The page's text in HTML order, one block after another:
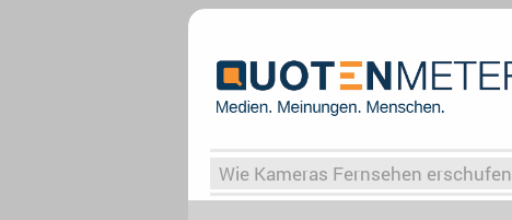
Wie Kameras Fernsehen erschufen